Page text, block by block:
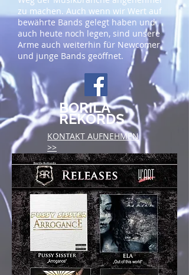
zu machen. Auch wenn wir Wert auf
bewährte Bands gelegt haben und
auch heute noch legen, sind unsere
Arme auch weiterhin für Newcomer
und junge Bands geöffnet.
BORILA
REKORDS
KONTAKT AUFNEHMEN
>>